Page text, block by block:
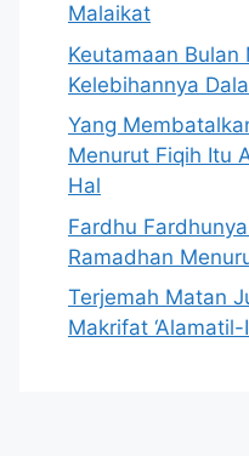
Malaikat
Keutamaan Bulan
Kelebihannya
Yang
Menurut Fiqih Itu
Hal
Fardhu
Ramadhan
Terjemah Matan
Makrifat ‘Alamatil-